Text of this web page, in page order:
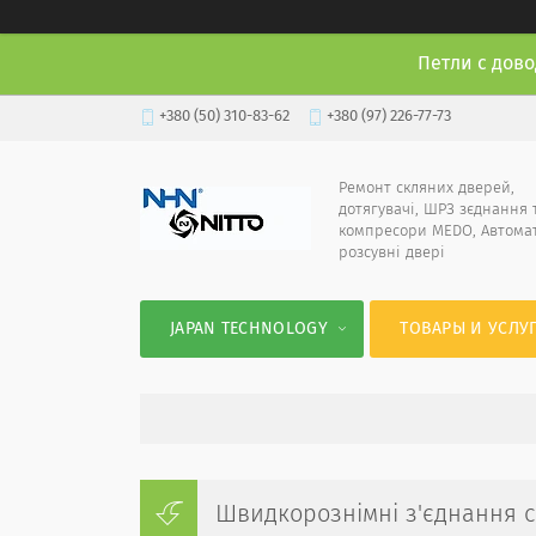
Петли с
+380 (50) 310-83-62 +380 (97) 226-77-73
Ремонт скляних дверей,
дотягувачі, ШРЗ зєднання
компресори MEDO,
розсувні двері
JAPAN TECHNOLOGY ТОВАРЫ И
Швидкорознімні з'єднання